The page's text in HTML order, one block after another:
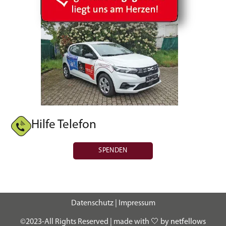
Hilfe Telefon
SPENDEN
©2023-All Rights Reserved | made with 🤍 by netfellows
Datenschutz| Impressum